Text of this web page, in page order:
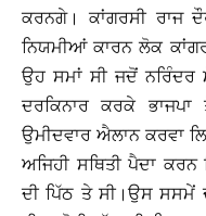
ਕਰਨਗੇ। ਕਾਂਗਰਸੀ ਰਾਜ
ਨਿਯਮੀਆਂ ਕਾਰਨ ਲੋਕ
ਉਹ ਸਮਾਂ ਸੀ ਜਦੋਂ
ਦਰਕਿਨਾਰ ਕਰਕੇ
ਉਮੀਦਵਾਰ ਐਲਾਨ ਕਰਵਾ
ਅਜਿਹੀ ਸਥਿਤੀ ਪੈਦਾ
ਦੀ ਪਿੱਠ ਤੇ ਸੀ।ਉਸ ਸਸਮੇਂ